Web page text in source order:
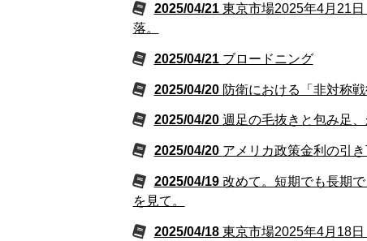
2025/04/21 東京市場2025年4月21
落。
2025/04/21 ブロードニング
2025/04/20 防衛における「非対称
2025/04/20 週足の毛抜きと包み足
2025/04/20 アメリカ政策金利の引
2025/04/19 改めて。短期でも長期
を見て。
2025/04/18 東京市場2025年4月18